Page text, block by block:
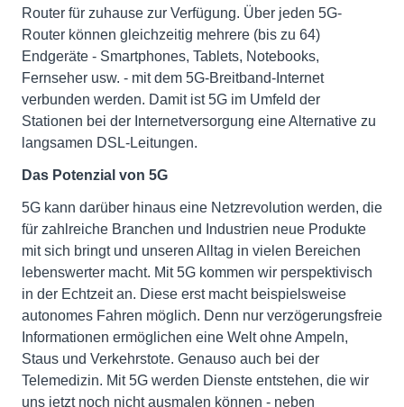
Router für zuhause zur Verfügung. Über jeden 5G-
Router können gleichzeitig mehrere (bis zu 64)
Endgeräte - Smartphones, Tablets, Notebooks,
Fernseher usw. - mit dem 5G-Breitband-Internet
verbunden werden. Damit ist 5G im Umfeld der
Stationen bei der Internetversorgung eine Alternative zu
langsamen DSL-Leitungen.
Das Potenzial von 5G
5G kann darüber hinaus eine Netzrevolution werden, die
für zahlreiche Branchen und Industrien neue Produkte
mit sich bringt und unseren Alltag in vielen Bereichen
lebenswerter macht. Mit 5G kommen wir perspektivisch
in der Echtzeit an. Diese erst macht beispielsweise
autonomes Fahren möglich. Denn nur verzögerungsfreie
Informationen ermöglichen eine Welt ohne Ampeln,
Staus und Verkehrstote. Genauso auch bei der
Telemedizin. Mit 5G werden Dienste entstehen, die wir
uns jetzt noch nicht ausmalen können - neben